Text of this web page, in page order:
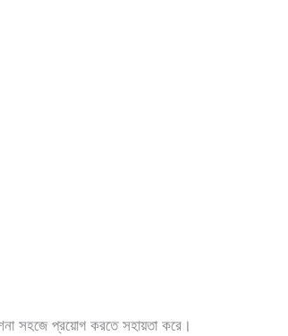
সহজে প্রয়োগ করতে সহায়তা করে।